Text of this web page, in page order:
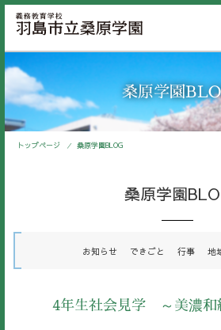
桑原学園
トップページ 桑原学園BLOG
桑原学園
お知らせ できごと 行事 地
4年生社会見学 ～美濃和